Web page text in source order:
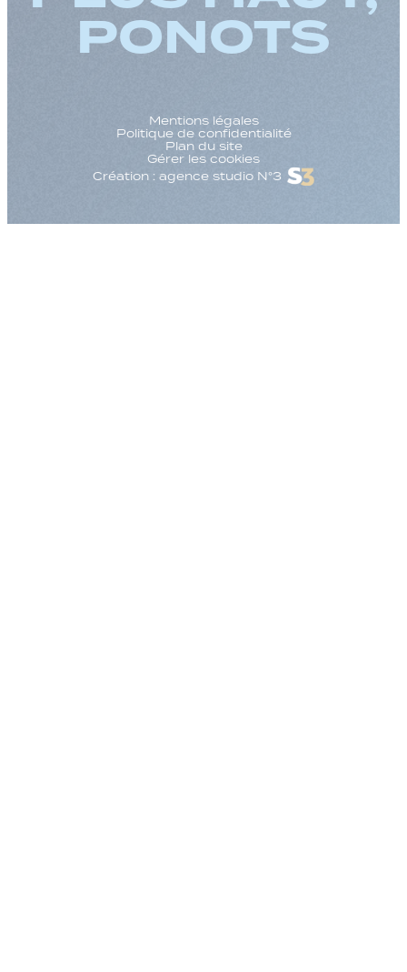
PONOTS
Mentions légales
Politique de confidentialité
Plan du site
Gérer les cookies
Création : agence studio N°3